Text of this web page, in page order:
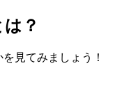
？
見てみましょう！